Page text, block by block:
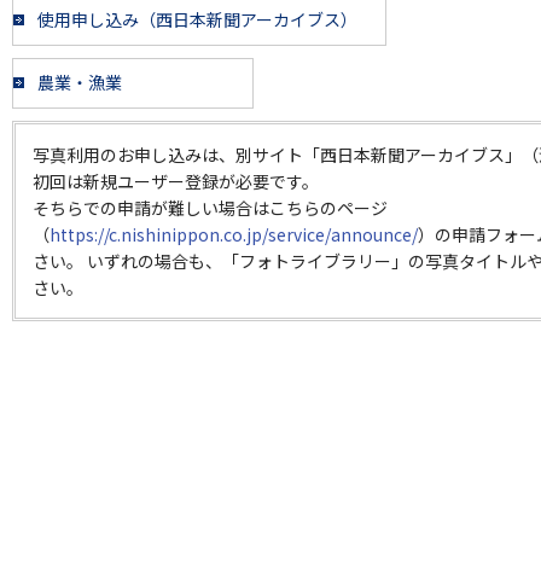
使用申し込み（西日本新聞アーカイブス）
農業・漁業
写真利用のお申し込みは、別サイト「西日本新聞アーカイブス」
初回は新規ユーザー登録が必要です。
そちらでの申請が難しい場合はこちらのページ
（https://c.nishinippon.co.jp/service/announce/）の申請フォ
さい。 いずれの場合も、「フォトライブラリー」の写真タイトル
さい。